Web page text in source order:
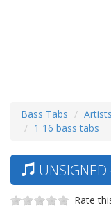
Bass Tabs
1 16 bass tabs
Rate